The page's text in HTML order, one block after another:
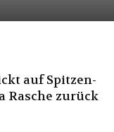
auf Spitzen-
Rasche zurück